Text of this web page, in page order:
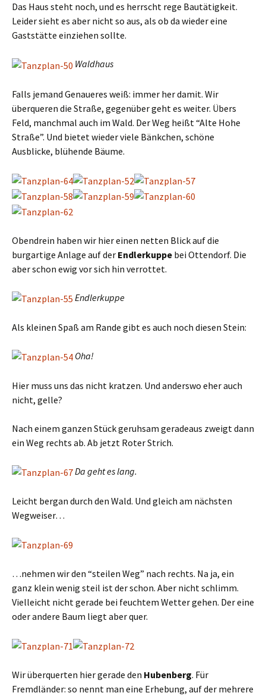
Das Haus steht noch, und es herrscht rege Bautätigkeit.
Leider sieht es aber nicht so aus, als ob da wieder eine
Gaststätte einziehen sollte.
Waldhaus
Falls jemand Genaueres weiß: immer her damit. Wir
überqueren die Straße, gegenüber geht es weiter. Übers
Feld, manchmal auch im Wald. Der Weg heißt “Alte Hohe
Straße”. Und bietet wieder viele Bänkchen, schöne
Ausblicke, blühende Bäume.
Obendrein haben wir hier einen netten Blick auf die
burgartige Anlage auf der Endlerkuppe bei Ottendorf. Die
aber schon ewig vor sich hin verrottet.
Endlerkuppe
Als kleinen Spaß am Rande gibt es auch noch diesen Stein:
Oha!
Hier muss uns das nicht kratzen. Und anderswo eher auch
nicht, gelle?
Nach einem ganzen Stück geruhsam geradeaus zweigt dann
ein Weg rechts ab. Ab jetzt Roter Strich.
Da geht es lang.
Leicht bergan durch den Wald. Und gleich am nächsten
Wegweiser…
…nehmen wir den “steilen Weg” nach rechts. Na ja, ein
ganz klein wenig steil ist der schon. Aber nicht schlimm.
Vielleicht nicht gerade bei feuchtem Wetter gehen. Der eine
oder andere Baum liegt aber quer.
Wir überquerten hier gerade den Hubenberg. Für
Fremdländer: so nennt man eine Erhebung, auf der mehrere